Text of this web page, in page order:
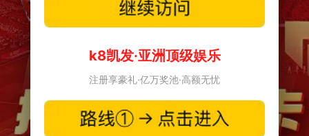
k8凯发·亚洲顶级娱乐
注册享豪礼·亿万奖池·高额无忧